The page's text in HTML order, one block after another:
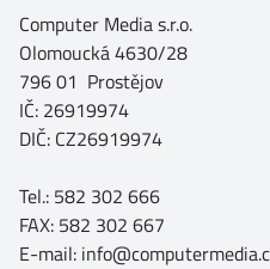
Computer Media s.r.o.
Olomoucká 4630/28
796 01 Prostějov
IČ: 26919974
DIČ: CZ26919974
Tel.: 582 302 666
FAX: 582 302 667
E-mail: